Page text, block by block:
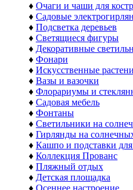
♦ Очаги и чаши для
♦ Садовые
♦ Подсветка деревьев
♦ Светящиеся фигуры
♦ Декоративные
♦ Фонари
♦ Искусственные
♦ Вазы и вазочки
♦ Флорариумы и
♦ Садовая мебель
♦ Фонтаны
♦ Светильники на
♦ Гирлянды на
♦ Кашпо и подставки для
♦ Коллекция Прованс
♦ Пляжный отдых
♦ Детская площадка
♦ Осеннее настроение